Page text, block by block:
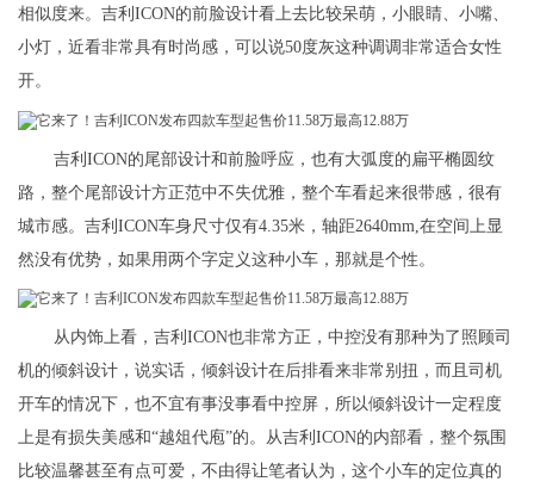
相似度来。吉利ICON的前脸设计看上去比较呆萌，小眼睛、小嘴、
小灯，近看非常具有时尚感，可以说50度灰这种调调非常适合女性
开。
吉利ICON的尾部设计和前脸呼应，也有大弧度的扁平椭圆纹
路，整个尾部设计方正范中不失优雅，整个车看起来很带感，很有
城市感。吉利ICON车身尺寸仅有4.35米，轴距2640mm,在空间上显
然没有优势，如果用两个字定义这种小车，那就是个性。
从内饰上看，吉利ICON也非常方正，中控没有那种为了照顾司
机的倾斜设计，说实话，倾斜设计在后排看来非常别扭，而且司机
开车的情况下，也不宜有事没事看中控屏，所以倾斜设计一定程度
上是有损失美感和“越俎代庖”的。从吉利ICON的内部看，整个氛围
比较温馨甚至有点可爱，不由得让笔者认为，这个小车的定位真的